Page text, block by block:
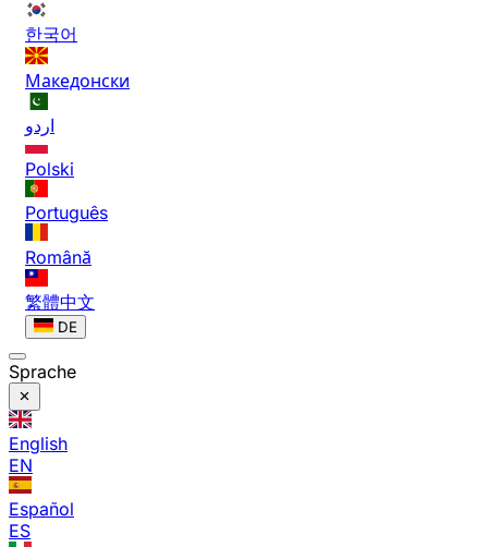
한국어
Македонски
اردو
Polski
Português
Română
繁體中文
DE
Sprache
English
EN
Español
ES